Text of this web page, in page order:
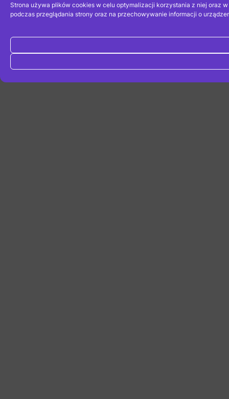
Strona używa plików cookies w celu optymalizacji korzystania z niej oraz
podczas przeglądania strony oraz na przechowywanie informacji o